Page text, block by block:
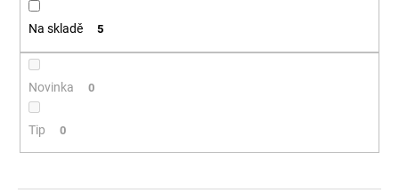
Na skladě 5
Novinka 0
Tip 0
D
p
u
e